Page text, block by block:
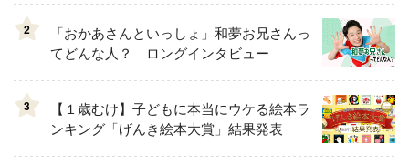
2
「おかあさんといっしょ」和夢お兄さんっ
てどんな人？ ロングインタビュー
3
【１歳むけ】子どもに本当にウケる絵本ラ
ンキング「げんき絵本大賞」結果発表